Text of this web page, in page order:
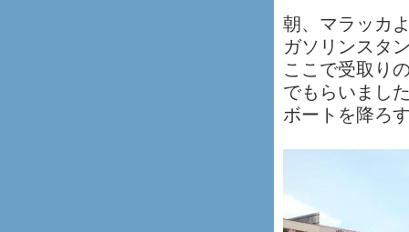
朝、マラッカ
ガソリンスタ
ここで受取り
でもらいまし
ボートを降ろ